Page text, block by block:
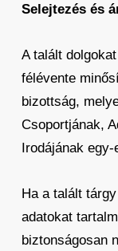
Selejtezés és
A talált
félévente
bizottság,
Csoportjának,
Irodájának
Ha a talált
adatokat
biztonságosan